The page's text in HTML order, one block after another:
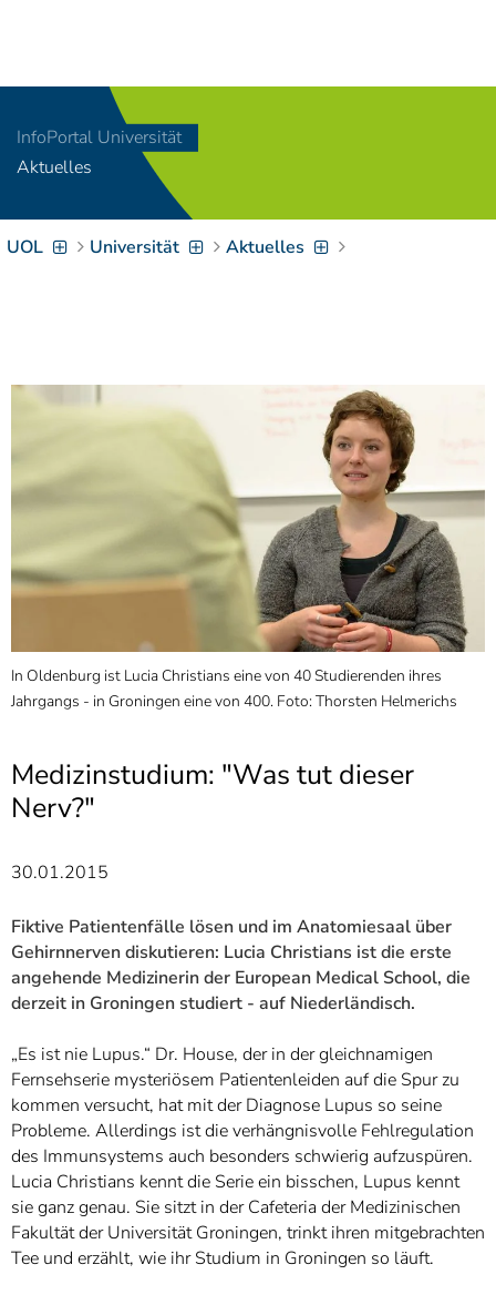
[Access-Key 8
Zum Inhalt springen
Zur Suche springen
[Access-Key 4]
Zur Hauptnavigation
Zur
Brotkrumennavigation
springen
Access-Key
Informationen zur
Barrierefreiheit
InfoPortal Universität
Aktuelles
UOL Universität Aktuelles
In Oldenburg ist Lucia Christians eine von 40 Studierenden ihres
Jahrgangs - in Groningen eine von 400. Foto: Thorsten Helmerichs
Medizinstudium: "Was tut dieser
Nerv?"
30.01.2015
Fiktive Patientenfälle lösen und im Anatomiesaal über
Gehirnnerven diskutieren: Lucia Christians ist die erste
angehende Medizinerin der European Medical School, die
derzeit in Groningen studiert - auf Niederländisch.
„Es ist nie Lupus.“ Dr. House, der in der gleichnamigen
Fernsehserie mysteriösem Patientenleiden auf die Spur zu
kommen versucht, hat mit der Diagnose Lupus so seine
Probleme. Allerdings ist die verhängnisvolle Fehlregulation
des Immunsystems auch besonders schwierig aufzuspüren.
Lucia Christians kennt die Serie ein bisschen, Lupus kennt
sie ganz genau. Sie sitzt in der Cafeteria der Medizinischen
Fakultät der Universität Groningen, trinkt ihren mitgebrachten
Tee und erzählt, wie ihr Studium in Groningen so läuft.